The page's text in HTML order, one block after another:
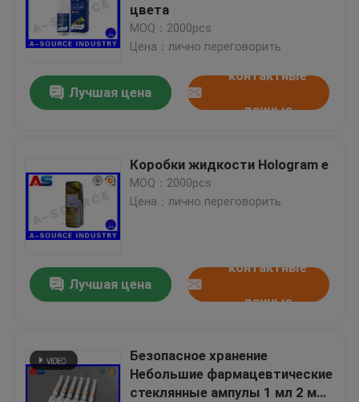
цвета
MOQ：2000pcs
Цена：лично переговорить
Лучшая цена
контактные
данные
Коробки жидкости Hologram e
MOQ：2000pcs
Цена：лично переговорить
Лучшая цена
контактные
данные
Безопасное хранение
Небольшие фармацевтические
стеклянные ампулы 1 мл 2 мл